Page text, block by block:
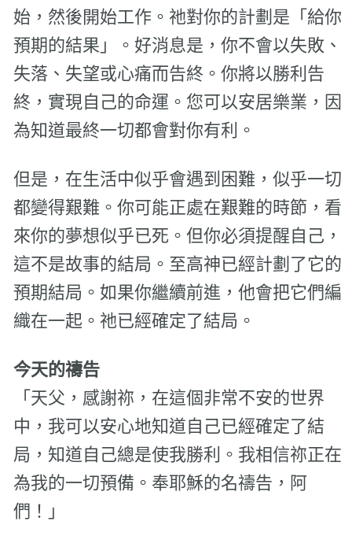
始，然後開始工作。祂對你的計劃是「給你
預期的結果」。好消息是，你不會以失敗、
失落、失望或心痛而告終。你將以勝利告
終，實現自己的命運。您可以安居樂業，因
為知道最終一切都會對你有利。
但是，在生活中似乎會遇到困難，似乎一切
都變得艱難。你可能正處在艱難的時節，看
來你的夢想似乎已死。但你必須提醒自己，
這不是故事的結局。至高神已經計劃了它的
預期結局。如果你繼續前進，他會把它們編
織在一起。祂已經確定了結局。
今天的禱告
「天父，感謝祢，在這個非常不安的世界
中，我可以安心地知道自己已經確定了結
局，知道自己總是使我勝利。我相信祢正在
為我的一切預備。奉耶穌的名禱告，阿
們！」